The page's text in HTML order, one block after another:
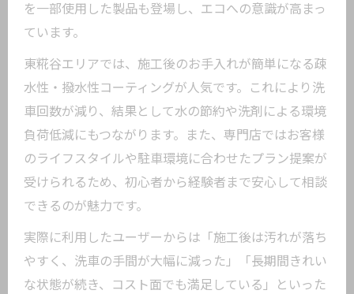
セスを解説
選び方
長持ちと環境配慮を実現するカーコーティン
グとは
カーコーティングの長持ち効果とエコ素
材の関係
エコ志向のカーコーティングで実現する
持続的美観
を一部使用した製品も登場し、エコへの意識が高まっ
ています。
東糀谷エリアでは、施工後のお手入れが簡単になる疎
水性・撥水性コーティングが人気です。これにより洗
車回数が減り、結果として水の節約や洗剤による環境
負荷低減にもつながります。また、専門店ではお客様
のライフスタイルや駐車環境に合わせたプラン提案が
受けられるため、初心者から経験者まで安心して相談
できるのが魅力です。
実際に利用したユーザーからは「施工後は汚れが落ち
やすく、洗車の手間が大幅に減った」「長期間きれい
な状態が続き、コスト面でも満足している」といった